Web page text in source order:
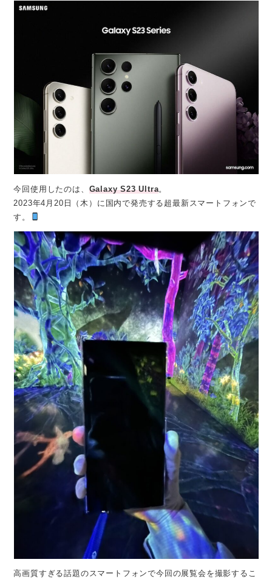
今回使用したのは、 Galaxy S23 Ultra。
2023年4月20日（木）に国内で発売する超最新スマートフォンで
す。
高画質すぎる話題のスマートフォンで今回の展覧会を撮影するこ